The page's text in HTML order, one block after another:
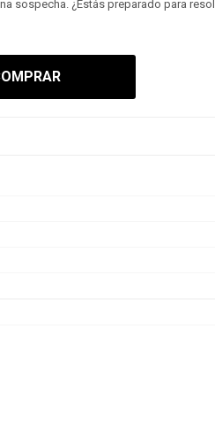
sospecha. ¿Estás preparado para